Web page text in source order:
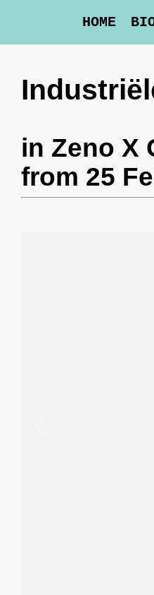
HOME
in Zeno X
from 25